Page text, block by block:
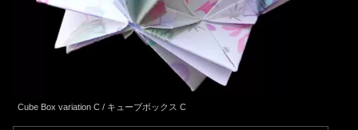
Cube Box variation C / キューブボックス C